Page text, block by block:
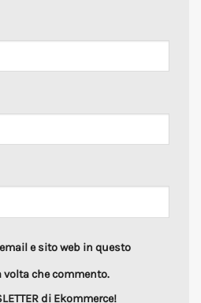
e sito web in questo
volta che commento.
di Ekommerce!